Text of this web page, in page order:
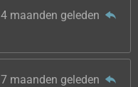
4 maanden geleden
7 maanden geleden